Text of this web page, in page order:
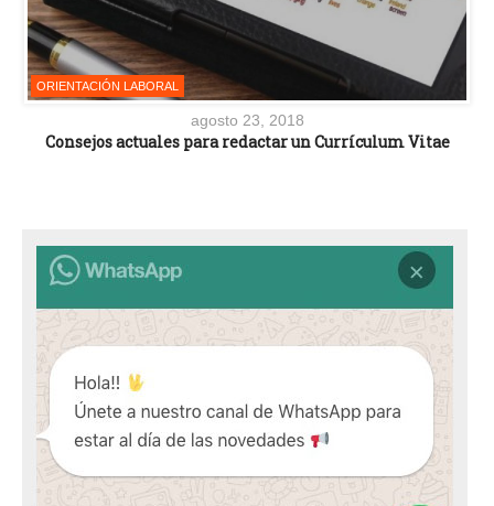
ORIENTACIÓN LABORAL
agosto 23, 2018
Consejos actuales para redactar un Currículum Vitae